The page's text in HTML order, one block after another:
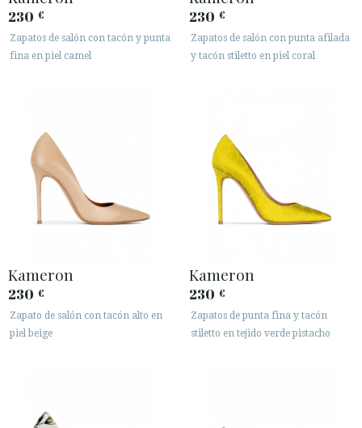
230 €
Zapatos de salón con tacón y punta
fina en piel camel
230 €
Zapatos de salón con punta afilada
y tacón stiletto en piel coral
Kameron
230 €
Zapato de salón con tacón alto en
piel beige
Kameron
230 €
Zapatos de punta fina y tacón
stiletto en tejido verde pistacho